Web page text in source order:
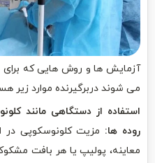
آزمایش ها و روش هایی که برای
می شوند دربرگیرنده موارد زیر
استفاده از دستگاهی مانند
روده ها: مزیت کلونوسکوپی
معاینه، پولیپ یا هر بافت